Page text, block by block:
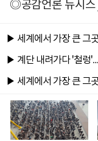
◎공감언론 뉴시스